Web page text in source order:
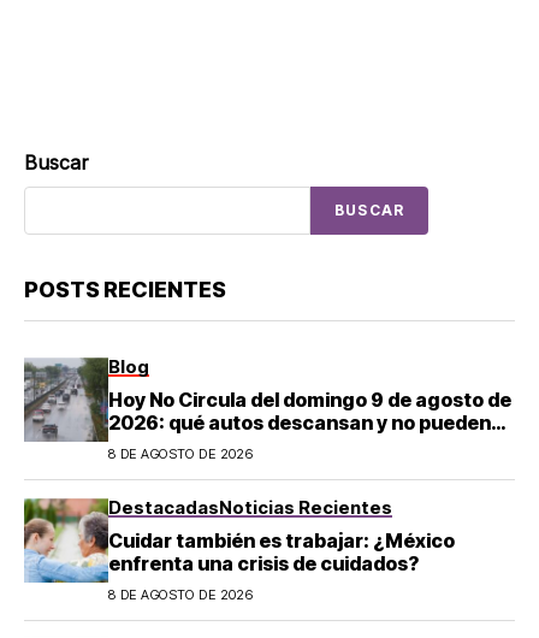
Buscar
BUSCAR
POSTS RECIENTES
Blog
Hoy No Circula del domingo 9 de agosto de
2026: qué autos descansan y no pueden
salir en CDMX y el Estado de México; estos
8 DE AGOSTO DE 2026
DestacadasNoticias Recientes
Cuidar también es trabajar: ¿México
enfrenta una crisis de cuidados?
8 DE AGOSTO DE 2026